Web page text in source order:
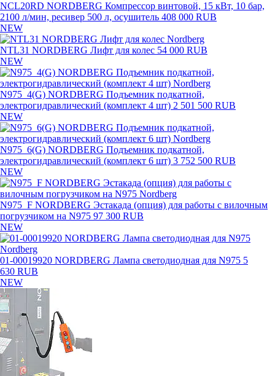
NCL20RD NORDBERG Компрессор винтовой, 15 кВт, 10 бар,
2100 л/мин, ресивер 500 л, осушитель 408 000 RUB
NEW
NTL31 NORDBERG Лифт для колес 54 000 RUB
NEW
N975_4(G) NORDBERG Подъемник подкатной,
электрогидравлический (комплект 4 шт) 2 501 500 RUB
NEW
N975_6(G) NORDBERG Подъемник подкатной,
электрогидравлический (комплект 6 шт) 3 752 500 RUB
NEW
N975_F NORDBERG Эстакада (опция) для работы с вилочным
погрузчиком на N975 97 300 RUB
NEW
01-00019920 NORDBERG Лампа светодиодная для N975 5
630 RUB
NEW